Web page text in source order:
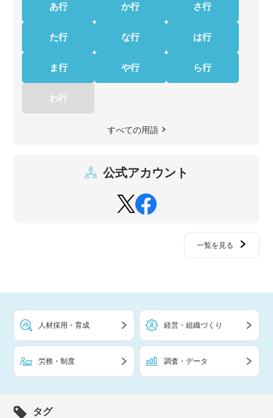
あ行 か行 さ行
た行 な行 は行
ま行 や行 ら行
わ行
すべての用語
公式アカウント
一覧を見る
人材採用・育成 経営・組織づくり
労務・制度 調査・データ
タグ